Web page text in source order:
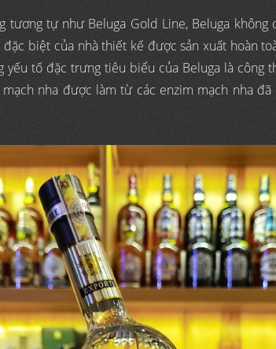
tương tự như Beluga Gold Line, Beluga
đặc biệt của nhà thiết kế được sản xuất hoàn
yếu tố đặc trưng tiêu biểu của Beluga là công
nha được làm từ các enzim mạch nha